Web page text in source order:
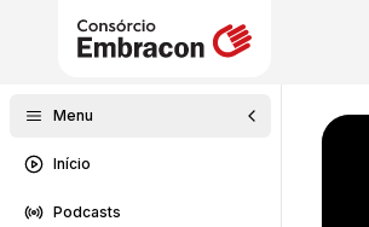
Menu
Início
Podcasts